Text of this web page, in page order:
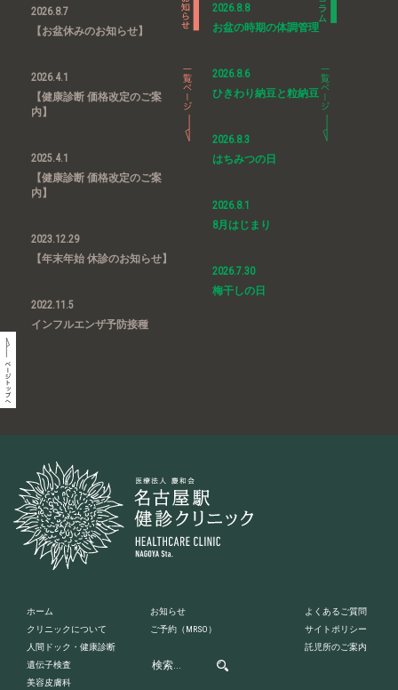
2026.8.7
【お盆休みのお知らせ】
2026.4.1
【健康診断 価格改定のご案
内】
2025.4.1
【健康診断 価格改定のご案
内】
2023.12.29
【年末年始 休診のお知らせ】
2022.11.5
インフルエンザ予防接種
2026.8.8
お盆の時期の体調管理
2026.8.6
ひきわり納豆と粒納豆
2026.8.3
はちみつの日
2026.8.1
8月はじまり
2026.7.30
梅干しの日
ホーム
クリニックについて
人間ドック・健康診断
遺伝子検査
美容皮膚科
お知らせ
ご予約 （MRSO）
よくあるご質問
サイトポリシー
託児所のご案内